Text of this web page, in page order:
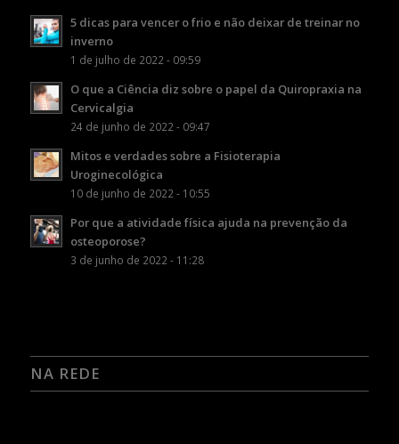
5 dicas para vencer o frio e não deixar de treinar no
inverno
1 de julho de 2022 - 09:59
O que a Ciência diz sobre o papel da Quiropraxia na
Cervicalgia
24 de junho de 2022 - 09:47
Mitos e verdades sobre a Fisioterapia
Uroginecológica
10 de junho de 2022 - 10:55
Por que a atividade física ajuda na prevenção da
osteoporose?
3 de junho de 2022 - 11:28
NA REDE